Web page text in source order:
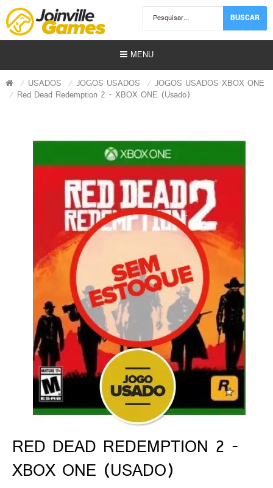
| Gift Card)
gamer)
BUSCAR
MENU
USADOS JOGOS USADOS
JOGOS USADOS XBOX ONE
Red Dead Redemption 2 - XBOX ONE (Usado)
RED DEAD REDEMPTION 2 -
XBOX ONE (USADO)